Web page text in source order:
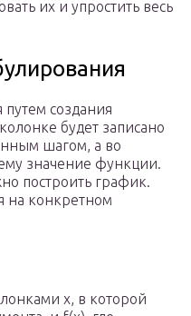
их и упростить весь
создания
будет записано
шагом, а во
значение функции.
построить график.
на конкретном
x, в которой